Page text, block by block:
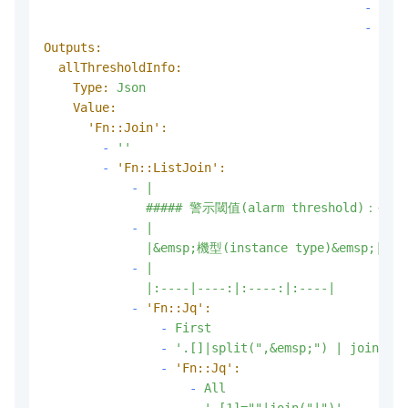
-
-
Outputs:
allThresholdInfo:
Type:
Json
Value:
'Fn::Join':
-
''
-
'Fn::ListJoin':
-
-
-
-
'Fn::Jq':
-
First
-
'.[]|split(",&emsp;") |
-
'Fn::Jq':
-
All